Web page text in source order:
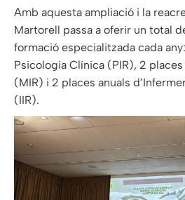
Amb aquesta ampliació i la
Martorell passa a oferir un total
formació especialitzada cada
Psicologia Clínica (PIR), 2
(MIR) i 2 places anuals
(IIR).